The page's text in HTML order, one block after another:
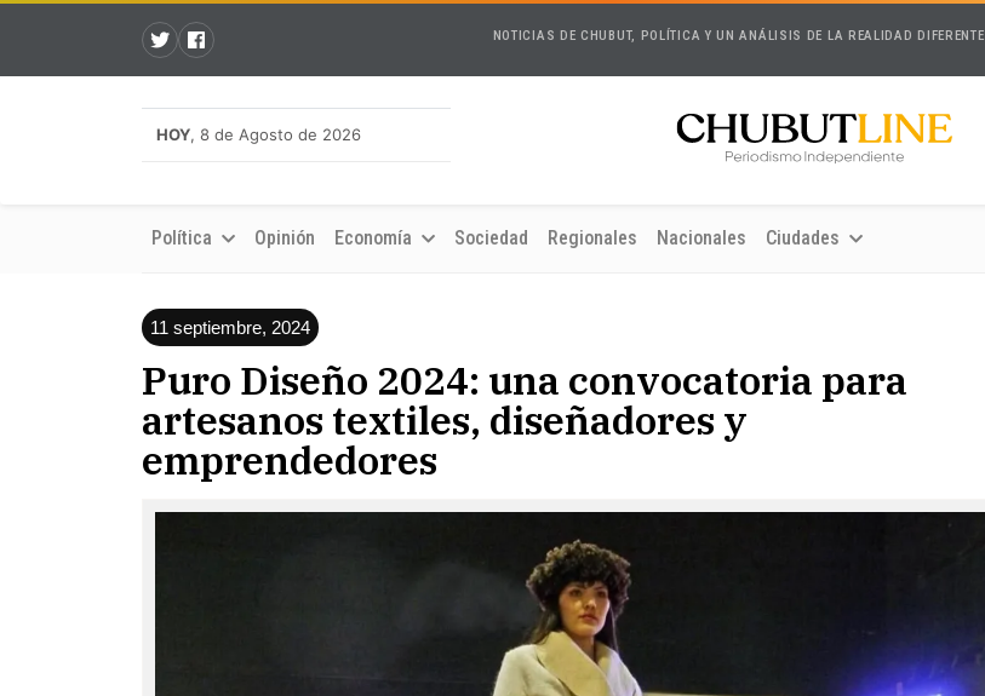
NOTICIAS DE CHUBUT, POLÍTICA Y UN ANÁLISIS DE LA REALIDAD DIFERENTE
HOY, 8 de Agosto de 2026
Política Opinión Economía Sociedad Regionales Nacionales Ciudades
11 septiembre, 2024
Puro Diseño 2024: una convocatoria para
artesanos textiles, diseñadores y
emprendedores